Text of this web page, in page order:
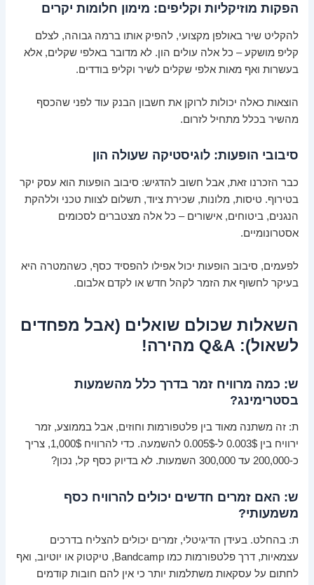
הפקות מוזיקליות וקליפים: מימון חלומות יקרים
להקליט שיר באולפן מקצועי, להפיק אותו ברמה גבוהה, לצלם
קליפ מושקע – כל אלה עולים הון. לא מדובר באלפי שקלים, אלא
בעשרות ואף מאות אלפי שקלים לשיר וקליפ בודדים.
הוצאות כאלה יכולות לרוקן את חשבון הבנק עוד לפני שהכסף
מהשיר בכלל מתחיל לזרום.
סיבובי הופעות: לוגיסטיקה שעולה הון
כבר הזכרנו זאת, אבל חשוב להדגיש: סיבוב הופעות הוא עסק יקר
בטירוף. טיסות, מלונות, שכירת ציוד, תשלום לצוות טכני וללהקת
הנגנים, ביטוחים, אישורים – כל אלה מצטברים לסכומים
אסטרונומיים.
לפעמים, סיבוב הופעות יכול אפילו להפסיד כסף, כשהמטרה היא
בעיקר לחשוף את הזמר לקהל חדש או לקדם אלבום.
השאלות שכולם שואלים (אבל מפחדים
לשאול): Q&A מהירה!
ש: כמה מרוויח זמר בדרך כלל מהשמעות
בסטרימינג?
ת: זה משתנה מאוד בין פלטפורמות וחוזים, אבל בממוצע, זמר
ירוויח בין 0.003$ ל-0.005$ להשמעה. כדי להרוויח 1,000$, צריך
כ-200,000 עד 300,000 השמעות. לא בדיוק כסף קל, נכון?
ש: האם זמרים חדשים יכולים להרוויח כסף
משמעותי?
ת: בהחלט. בעידן הדיגיטלי, זמרים יכולים להצליח בדרכים
עצמאיות, דרך פלטפורמות כמו Bandcamp, טיקטוק או יוטיוב, ואף
לחתום על עסקאות משתלמות יותר כי אין להם חובות קודמים